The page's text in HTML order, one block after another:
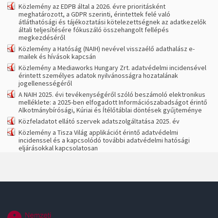
Közlemény az EDPB által a 2026. évre prioritásként
meghatározott, a GDPR szerinti, érintettek felé való
átláthatósági és tájékoztatási kötelezettségnek az adatkezelők
általi teljesítésére fókuszáló összehangolt fellépés
megkezdéséről
Közlemény a Hatóság (NAIH) nevével visszaélő adathalász e-
mailek és hívások kapcsán
Közlemény a Mediaworks Hungary Zrt. adatvédelmi incidensével
érintett személyes adatok nyilvánosságra hozatalának
jogellenességéről
A NAIH 2025. évi tevékenységéről szóló beszámoló elektronikus
melléklete: a 2025-ben elfogadott Információszabadságot érintő
Alkotmánybírósági, Kúriai és Ítélőtáblai döntések gyűjteménye
Közfeladatot ellátó szervek adatszolgáltatása 2025. év
Közlemény a Tisza Világ applikációt érintő adatvédelmi
incidenssel és a kapcsolódó további adatvédelmi hatósági
eljárásokkal kapcsolatosan